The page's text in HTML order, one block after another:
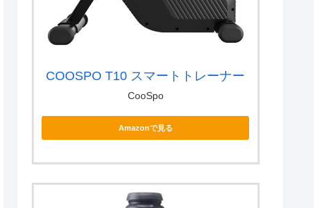
COOSPO T10 スマートトレーナー
CooSpo
Amazonで見る